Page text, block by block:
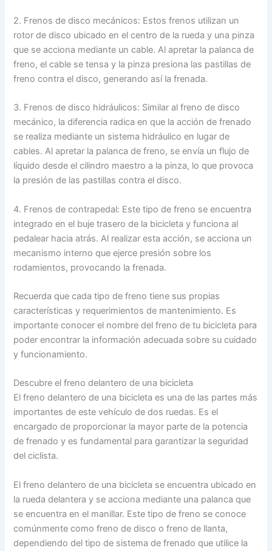
2. Frenos de disco mecánicos: Estos frenos utilizan un
rotor de disco ubicado en el centro de la rueda y una pinza
que se acciona mediante un cable. Al apretar la palanca de
freno, el cable se tensa y la pinza presiona las pastillas de
freno contra el disco, generando así la frenada.
3. Frenos de disco hidráulicos: Similar al freno de disco
mecánico, la diferencia radica en que la acción de frenado
se realiza mediante un sistema hidráulico en lugar de
cables. Al apretar la palanca de freno, se envía un flujo de
líquido desde el cilindro maestro a la pinza, lo que provoca
la presión de las pastillas contra el disco.
4. Frenos de contrapedal: Este tipo de freno se encuentra
integrado en el buje trasero de la bicicleta y funciona al
pedalear hacia atrás. Al realizar esta acción, se acciona un
mecanismo interno que ejerce presión sobre los
rodamientos, provocando la frenada.
Recuerda que cada tipo de freno tiene sus propias
características y requerimientos de mantenimiento. Es
importante conocer el nombre del freno de tu bicicleta para
poder encontrar la información adecuada sobre su cuidado
y funcionamiento.
Descubre el freno delantero de una bicicleta
El freno delantero de una bicicleta es una de las partes más
importantes de este vehículo de dos ruedas. Es el
encargado de proporcionar la mayor parte de la potencia
de frenado y es fundamental para garantizar la seguridad
del ciclista.
El freno delantero de una bicicleta se encuentra ubicado en
la rueda delantera y se acciona mediante una palanca que
se encuentra en el manillar. Este tipo de freno se conoce
comúnmente como freno de disco o freno de llanta,
dependiendo del tipo de sistema de frenado que utilice la